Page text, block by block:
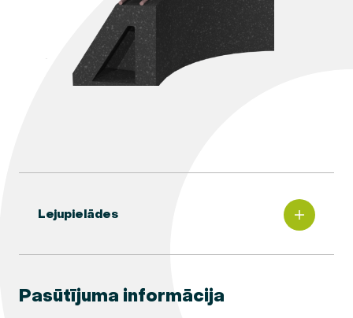
Lejupielādes
Pasūtījuma informācija